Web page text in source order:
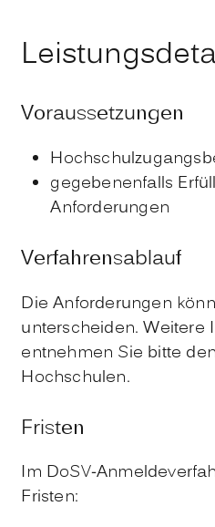
Voraussetzungen
gegebenenfalls
Anforderungen
Verfahrensablauf
Die Anforderungen
unterscheiden. Weitere
entnehmen Sie bitte
Hochschulen.
Fristen
Im DoSV-
Fristen: